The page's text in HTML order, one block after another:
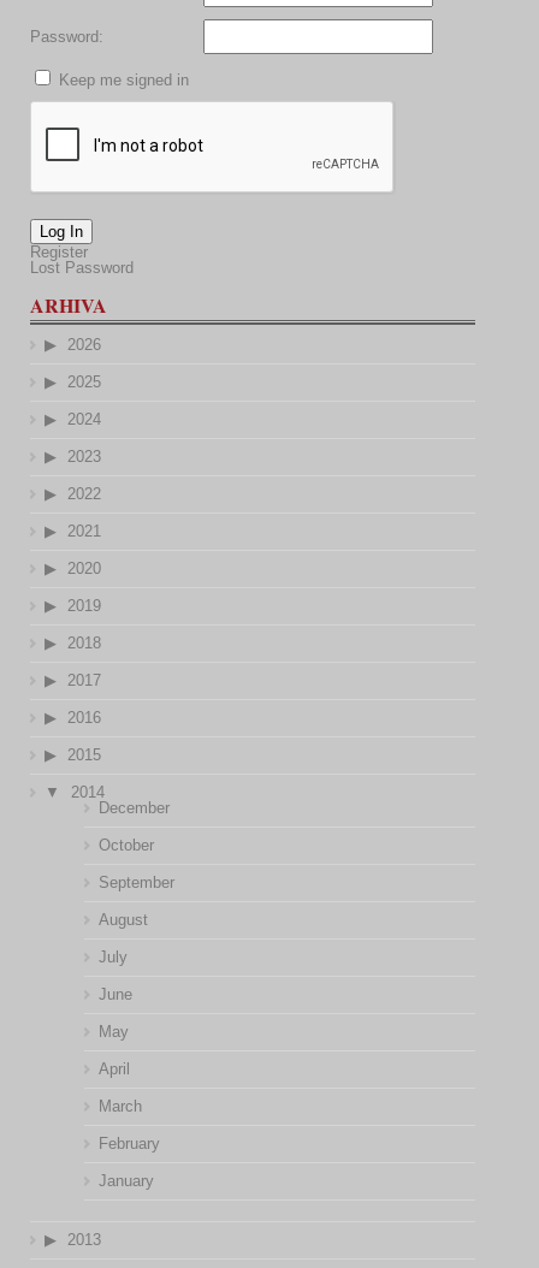
Password:
Keep me signed in
Log In
Register
Lost Password
ARHIVA
2026
2025
2024
2023
2022
2021
2020
2019
2018
2017
2016
2015
2014
December
October
September
August
July
June
May
April
March
February
January
2013